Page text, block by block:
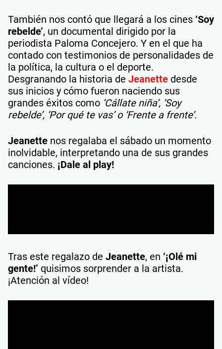
También nos contó que llegará a los cines ‘Soy
rebelde’, un documental dirigido por la
periodista Paloma Concejero. Y en el que ha
contado con testimonios de personalidades de
la política, la cultura o el deporte.
Desgranando la historia de Jeanette desde
sus inicios y cómo fueron naciendo sus
grandes éxitos como ‘Cállate niña’, ‘Soy
rebelde’, ‘Por qué te vas’ o ‘Frente a frente’.
Jeanette nos regalaba el sábado un momento
inolvidable, interpretando una de sus grandes
canciones. ¡Dale al play!
Tras este regalazo de Jeanette, en ‘¡Olé mi
gente!’ quisimos sorprender a la artista.
¡Atención al vídeo!